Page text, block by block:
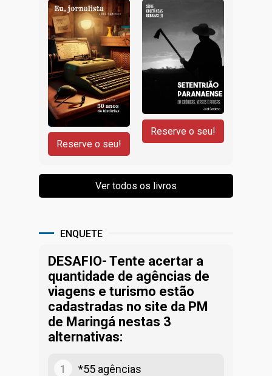
ENQUETE
DESAFIO- Tente acertar a
quantidade de agências de
viagens e turismo estão
cadastradas no site da PM
de Maringá nestas 3
alternativas:
1 *55 agências